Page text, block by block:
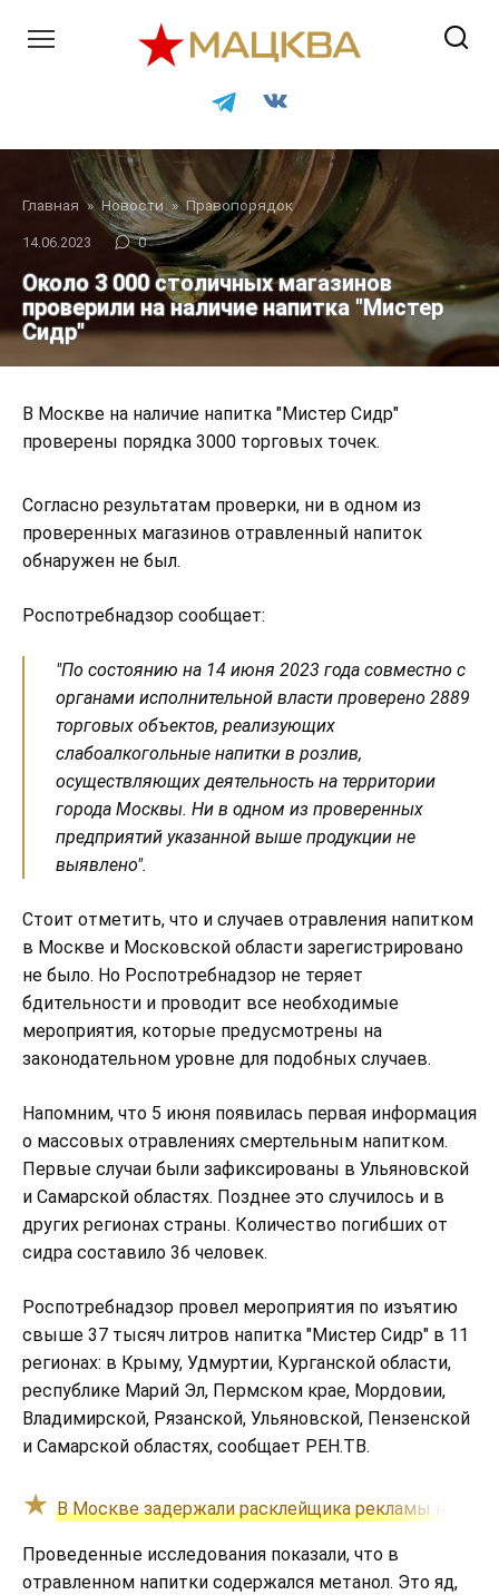
Главная » Новости » Правопорядок
14.06.2023 0
Около 3 000 столичных магазинов
проверили на наличие напитка "Мистер
Сидр"
В Москве на наличие напитка "Мистер Сидр"
проверены порядка 3000 торговых точек.
Согласно результатам проверки, ни в одном из
проверенных магазинов отравленный напиток
обнаружен не был.
Роспотребнадзор сообщает:
"По состоянию на 14 июня 2023 года совместно с
органами исполнительной власти проверено 2889
торговых объектов, реализующих
слабоалкогольные напитки в розлив,
осуществляющих деятельность на территории
города Москвы. Ни в одном из проверенных
предприятий указанной выше продукции не
выявлено".
Стоит отметить, что и случаев отравления напитком
в Москве и Московской области зарегистрировано
не было. Но Роспотребнадзор не теряет
бдительности и проводит все необходимые
мероприятия, которые предусмотрены на
законодательном уровне для подобных случаев.
Напомним, что 5 июня появилась первая информация
о массовых отравлениях смертельным напитком.
Первые случаи были зафиксированы в Ульяновской
и Самарской областях. Позднее это случилось и в
других регионах страны. Количество погибших от
сидра составило 36 человек.
Роспотребнадзор провел мероприятия по изъятию
свыше 37 тысяч литров напитка "Мистер Сидр" в 11
регионах: в Крыму, Удмуртии, Курганской области,
республике Марий Эл, Пермском крае, Мордовии,
Владимирской, Рязанской, Ульяновской, Пензенской
и Самарской областях, сообщает РЕН.ТВ.
В Москве задержали расклейщика рекламы
Проведенные исследования показали, что в
отравленном напитки содержался метанол. Это яд,